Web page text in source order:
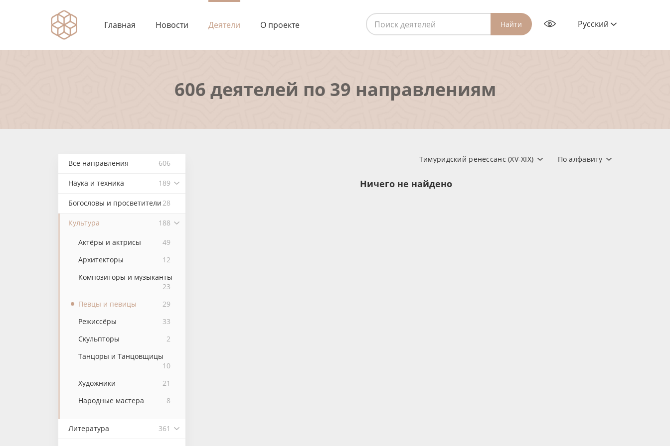
Главная Новости Деятели О проекте Найти Русский
606 деятелей по 39 направлениям
Все направления 606
Наука и техника 189
Богословы и просветители28
Культура 188
Актёры и актрисы
49
Архитекторы
12
Композиторы и музыканты
23
Певцы и певицы
29
Режиссёры
33
Скульпторы
2
Танцоры и Танцовщицы
10
Художники
21
Народные мастера
8
Литература 361
По алфавиту
Тимуридский ренессанс (XV-XIX)
Ничего не найдено